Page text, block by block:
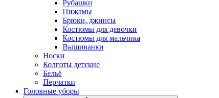
Рубашки
Пижамы
Брюки, джинсы
Костюмы для девочки
Костюмы для мальчика
Вышиванки
Носки
Колготы детские
Бельё
Перчатки
Головные уборы